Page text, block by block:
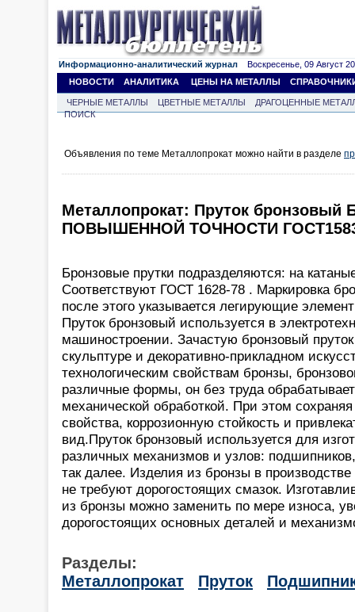
Информационно-аналитический журнал Воскресенье, 09 Август
НОВОСТИ
АНАЛИТИКА ЦЕНЫ НА МЕТАЛЛЫ
ЧЕРНЫЕ МЕТАЛЛЫ ЦВЕТНЫЕ МЕТАЛЛЫ
ДРАГОЦЕННЫЕ
ПОИСК
Объявления по теме Металлопрокат можно найти в разделе
Металлопрокат: Пруток
ПОВЫШЕННОЙ ТОЧНОСТИ
Бронзовые прутки подразделяются: на
Соответствуют ГОСТ 1628-78 . Маркировка
после этого указывается легирующие
Пруток бронзовый используется в
машиностроении. Зачастую бронзовый
скульптуре и декоративно-прикладном
технологическим свойствам бронзы,
различные формы, он без труда
механической обработкой. При этом
свойства, коррозионную стойкость и
вид.Пруток бронзовый используется для
различных механизмов и узлов: подшипников,
так далее. Изделия из бронзы в
не требуют дорогостоящих смазок.
из бронзы можно заменить по мере износа,
дорогостоящих основных деталей и
Разделы:
Металлопрокат
Пруток